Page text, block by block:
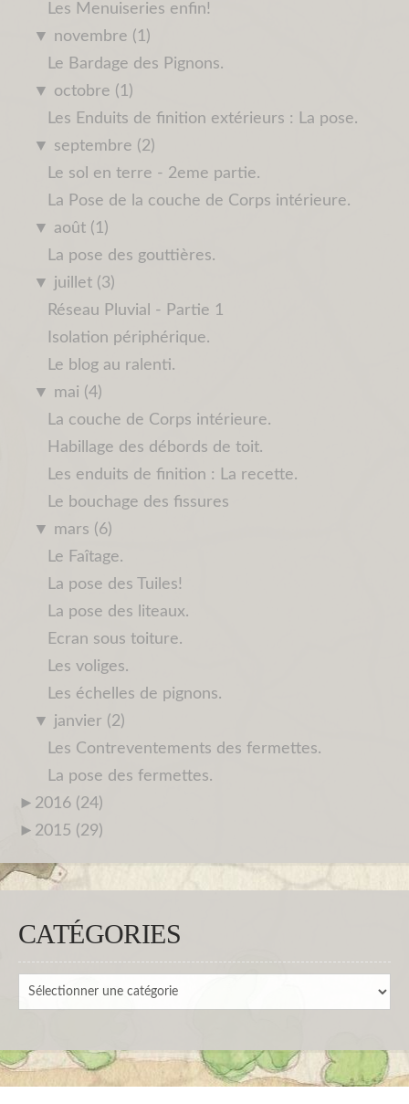
Les Menuiseries enfin!
▼ novembre (1)
Le Bardage des Pignons.
▼ octobre (1)
Les Enduits de finition extérieurs : La pose.
▼ septembre (2)
Le sol en terre - 2eme partie.
La Pose de la couche de Corps intérieure.
▼ août (1)
La pose des gouttières.
▼ juillet (3)
Réseau Pluvial - Partie 1
Isolation périphérique.
Le blog au ralenti.
▼ mai (4)
La couche de Corps intérieure.
Habillage des débords de toit.
Les enduits de finition : La recette.
Le bouchage des fissures
▼ mars (6)
Le Faîtage.
La pose des Tuiles!
La pose des liteaux.
Ecran sous toiture.
Les voliges.
Les échelles de pignons.
▼ janvier (2)
Les Contreventements des fermettes.
La pose des fermettes.
► 2016 (24)
► 2015 (29)
CATÉGORIES
Catégories